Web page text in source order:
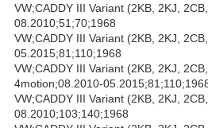
VW;CADDY III Variant (2KB, 2KJ,
08.2010;51;70;1968
VW;CADDY III Variant (2KB, 2KJ,
05.2015;81;110;1968
VW;CADDY III Variant (2KB, 2KJ,
4motion;08.2010-
VW;CADDY III Variant (2KB, 2KJ,
08.2010;103;140;1968